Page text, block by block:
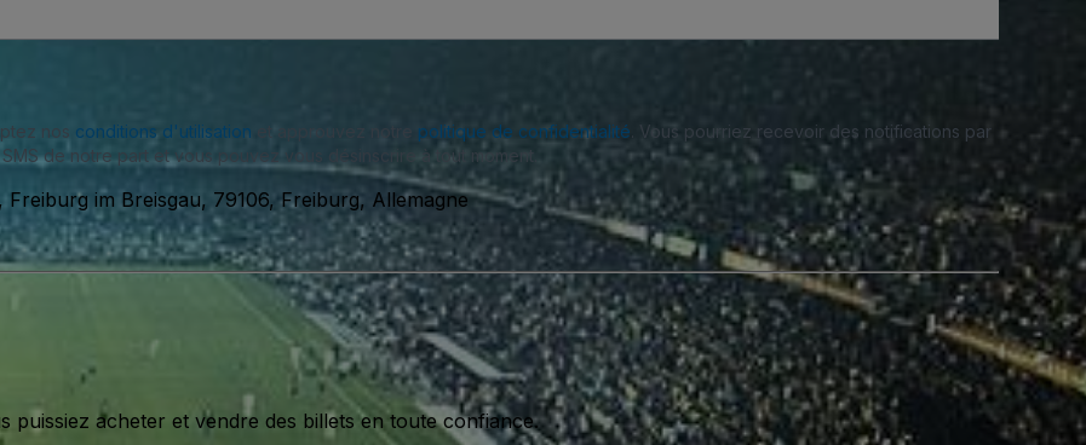
nos conditions d'utilisation politique de confidentialité . Vous pourriez recevoir des notifications par
SMS de notre part et vous pouvez vous désinscrire à tout moment.
Freiburg im Breisgau, 79106, Freiburg, Allemagne
puissiez acheter et vendre des billets en toute confiance.